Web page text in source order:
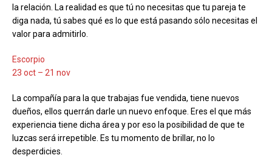
la relación. La realidad es que tú no necesitas que tu pareja te
diga nada, tú sabes qué es lo que está pasando sólo necesitas el
valor para admitirlo.
Escorpio
23 oct – 21 nov
La compañía para la que trabajas fue vendida, tiene nuevos
dueños, ellos querrán darle un nuevo enfoque. Eres el que más
experiencia tiene dicha área y por eso la posibilidad de que te
luzcas será irrepetible. Es tu momento de brillar, no lo
desperdicies.